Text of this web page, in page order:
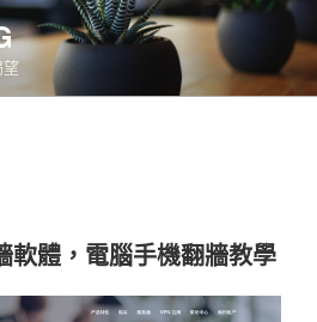
軟體，電腦手機翻牆教學